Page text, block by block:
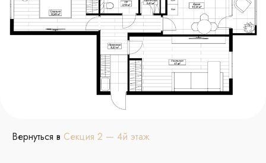
Вернуться в Секция 2 — 4й этаж